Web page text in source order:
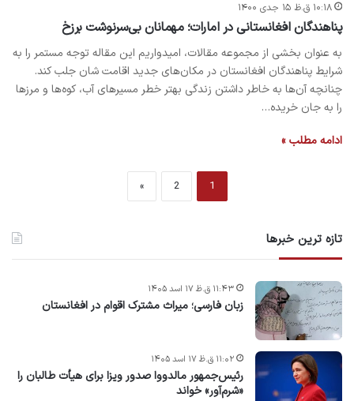
۱۰:۱۸ ق.ظ ۱۵ جدی ۱۴۰۰
پناهندگان افغانستانی در امارات؛ مهمانان بی‌سرنوشت برزخ
به عنوان بخشی از مجموعه مقالات، امیدواریم این مقاله توجه مستمر را به
شرایط پناهندگان افغانستان در مکان‌های جدید اقامت شان جلب کند.
چنانچه آن‌ها به خاطر داشتن زندگی بهتر خطر مسیرهای آب، کوه‌ها و مرزها
را به جان خریده…
ادامه مطلب »
1
2
»
تازه ترین خبرها
زبان فارسی؛ میراث مشترک اقوام در افغانستان
۱۱:۴۳ ق.ظ ۱۷ اسد ۱۴۰۵
رئیس‌جمهور مالدووا صدور ویزا برای هیأت طالبان را
«شرم‌آور» خواند
۱۱:۰۲ ق.ظ ۱۷ اسد ۱۴۰۵